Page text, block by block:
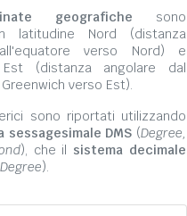
geografiche sono
latitudine Nord (distanza
verso Nord) e
Est (distanza angolare dal
verso Est).
sono riportati utilizzando
sessagesimale DMS (Degree,
), che il sistema decimale
).